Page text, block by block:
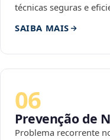
técnicas seguras e
SAIBA MAIS
06
Prevenção de
Problema recorrente